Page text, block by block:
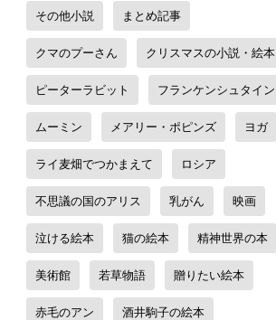
その他小説 まとめ記事
クマのプーさん クリスマスの小説・絵本
ピーターラビット フランケンシュタイン
ムーミン メアリー・ポピンズ ヨガ
ライ麦畑でつかまえて ロシア
不思議の国のアリス 乳がん 映画
泣ける絵本 猫の絵本 精神世界の本
美術館 若草物語 贈りたい絵本
赤毛のアン 酒井駒子の絵本